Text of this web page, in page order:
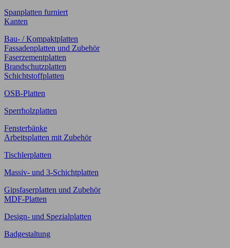
Spanplatten furniert
Kanten
Bau- / Kompaktplatten
Fassadenplatten und Zubehör
Faserzementplatten
Brandschutzplatten
Schichtstoffplatten
OSB-Platten
Sperrholzplatten
Fensterbänke
Arbeitsplatten mit Zubehör
Tischlerplatten
Massiv- und 3-Schichtplatten
Gipsfaserplatten und Zubehör
MDF-Platten
Design- und Spezialplatten
Badgestaltung